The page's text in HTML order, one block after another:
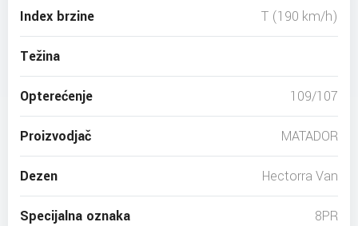
Index brzine T (190 km/h)
Težina
Opterećenje 109/107
Proizvodjač MATADOR
Dezen Hectorra Van
Specijalna oznaka 8PR